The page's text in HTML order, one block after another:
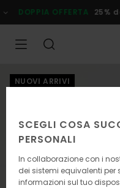
alle
informazioni
prodotto
OFFERTA 25% de
NUOVI ARRIVI
SCEGLI COSA
PERSONALI
In collaborazione con i
dei sistemi equivalenti
informazioni sul tuo